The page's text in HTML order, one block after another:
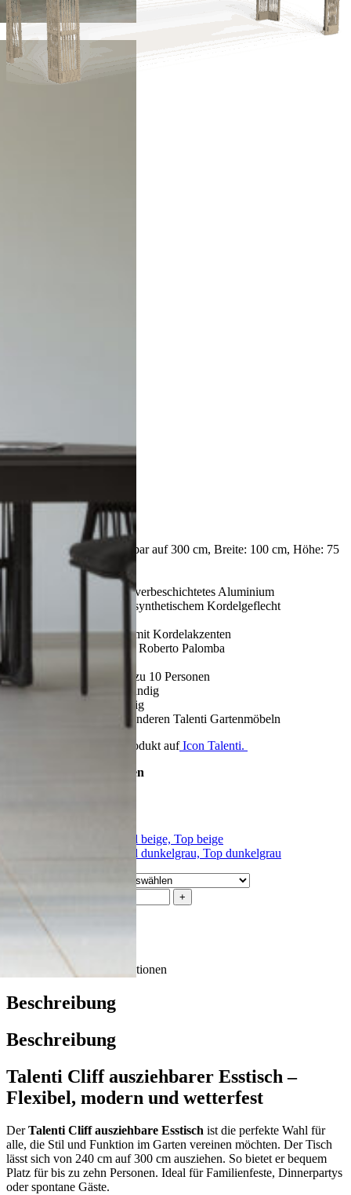
– Länge: 240 cm, ausziehbar auf 300 cm, Breite: 100 cm, Höhe: 75
cm
– Tischform: rechteckig
– Material Tischplatte: pulverbeschichtetes Aluminium
– Gestell: Aluminium mit synthetischem Kordelgeflecht
– Design: modern, leicht, mit Kordelakzenten
– Designer: Ludovica und Roberto Palomba
– Kollektion: Talenti Cliff
– Fassungsvermögen: bis zu 10 Personen
– Wetterfest und UV-beständig
– Pflegeleicht und langlebig
– Ideal kombinierbar mit anderen Talenti Gartenmöbeln
Mehr Information zum Produkt aufIcon Talenti.
Lieferzeit: ca. 3-4 Wochen
Seil beige, Top beige
Seil dunkelgrau, Top dunkelgrau
+
In den Warenkorb
Beschreibung
Zusätzliche Informationen
Beschreibung
Beschreibung
Talenti Cliff ausziehbarer Esstisch –
Flexibel, modern und wetterfest
DerTalenti Cliff ausziehbare Esstisch ist die perfekte Wahl für
alle, die Stil und Funktion im Garten vereinen möchten. Der Tisch
lässt sich von 240 cm auf 300 cm ausziehen. So bietet er bequem
Platz für bis zu zehn Personen. Ideal für Familienfeste, Dinnerpartys
oder spontane Gäste.